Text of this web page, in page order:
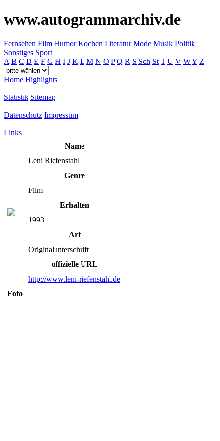
www.autogrammarchiv.de
Fernsehen Film Humor Kochen Literatur Mode Musik Politik
Sonstiges Sport
A B C D E F G H I J K L M N O P Q R S Sch St T U V WY Z
Home Highlights
Statistik Sitemap
Datenschutz Impressum
Links
Name
Leni Riefenstahl
Genre
Film
Erhalten
1993
Art
Originalunterschrift
offizielle URL
http://www.leni-riefenstahl.de
Foto